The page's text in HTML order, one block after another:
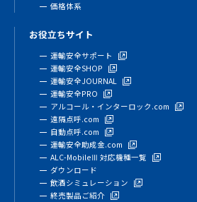
価格体系
お役立ちサイト
運輸安全サポート
運輸安全SHOP
運輸安全JOURNAL
運輸安全PRO
アルコール・インターロック.com
遠隔点呼.com
自動点呼.com
運輸安全助成金.com
ALC-MobileⅢ 対応機種一覧
ダウンロード
飲酒シミュレーション
終売製品ご紹介